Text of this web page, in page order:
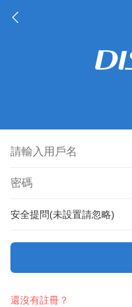
安全提問(未設置請忽略)
還沒有註冊？